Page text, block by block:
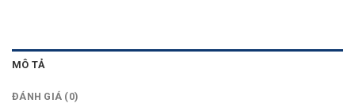
MÔ TẢ
ĐÁNH GIÁ (0)